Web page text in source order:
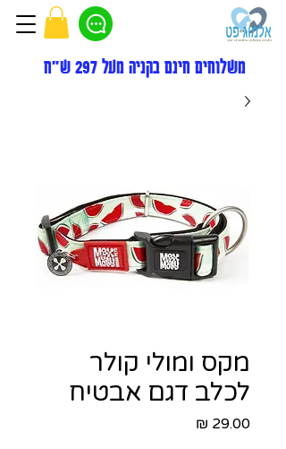
משלוחים חינם בקניה מעל 297 ש"ח
מקס ומולי קולר
לכלב דגם אבטיח